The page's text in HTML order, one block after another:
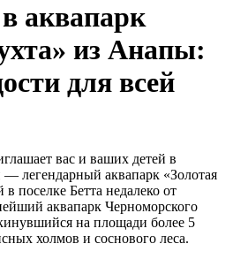
аквапарк
из Анапы:
для всей
вас и ваших детей в
легендарный аквапарк «Золотая
поселке Бетта недалеко от
аквапарк Черноморского
на площади более 5
холмов и соснового леса.